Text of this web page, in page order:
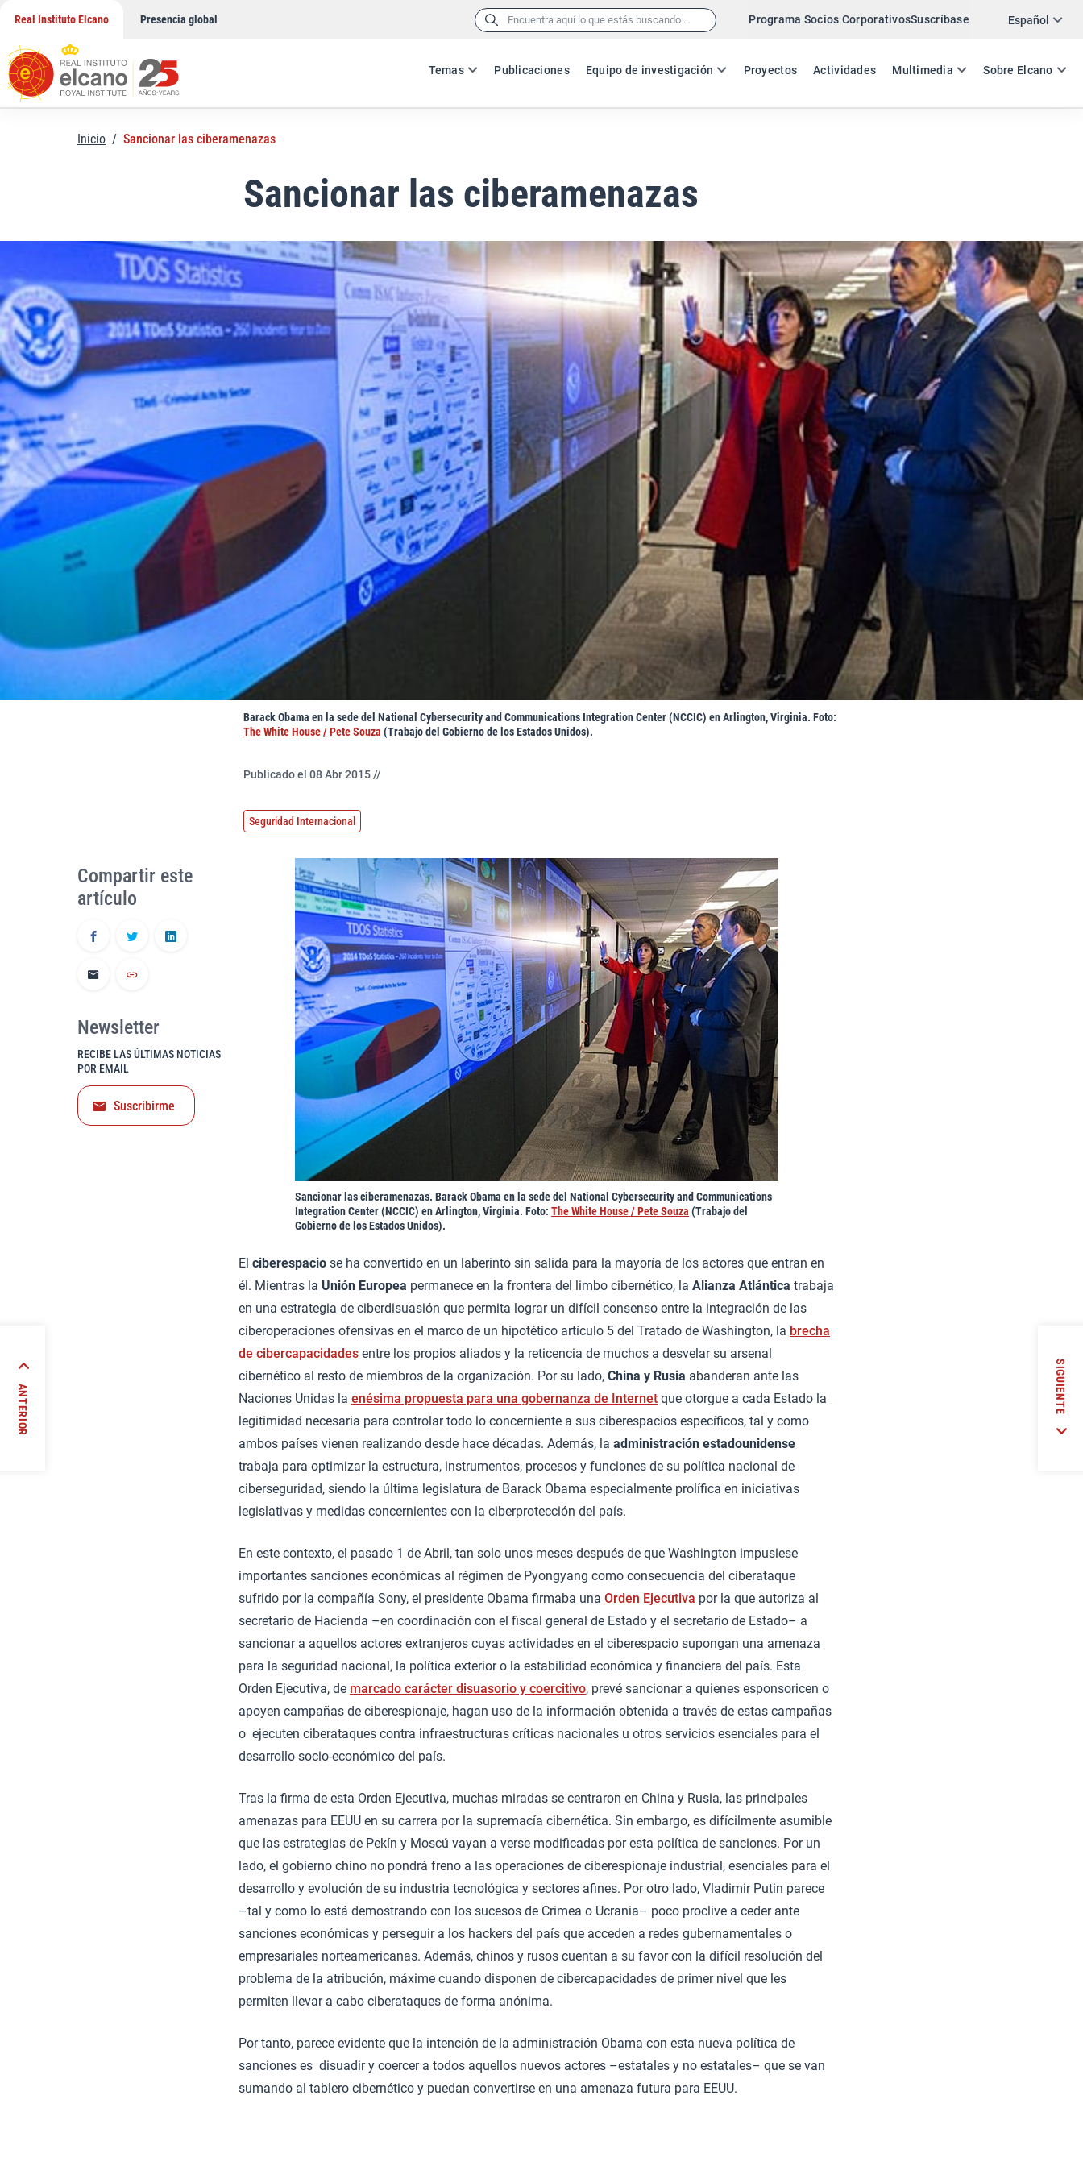
contenido
Real Instituto Elcano Presencia global Buscar: Programa Socios CorporativosSuscríbase Español
ES EN
Temas Publicaciones Equipo de investigación Proyectos Actividades Multimedia Sobre Elcano
Twitter
Inicio / Sancionar las ciberamenazas
Sancionar las ciberamenazas
Barack Obama en la sede del National Cybersecurity and Communications Integration Center (NCCIC) en Arlington, Virginia. Foto:
The White House / Pete Souza (Trabajo del Gobierno de los Estados Unidos).
Publicado el 08 Abr 2015 //
Seguridad Internacional
Sancionar las ciberamenazas. Barack Obama en la sede del National Cybersecurity and Communications
Integration Center (NCCIC) en Arlington, Virginia. Foto: The White House / Pete Souza (Trabajo del
Gobierno de los Estados Unidos).
El ciberespacio se ha convertido en un laberinto sin salida para la mayoría de los actores que entran en
él. Mientras la Unión Europea permanece en la frontera del limbo cibernético, la Alianza Atlántica trabaja
en una estrategia de ciberdisuasión que permita lograr un difícil consenso entre la integración de las
ciberoperaciones ofensivas en el marco de un hipotético artículo 5 del Tratado de Washington, la brecha
de cibercapacidades entre los propios aliados y la reticencia de muchos a desvelar su arsenal
cibernético al resto de miembros de la organización. Por su lado, China y Rusia abanderan ante las
Naciones Unidas la enésima propuesta para una gobernanza de Internet que otorgue a cada Estado la
legitimidad necesaria para controlar todo lo concerniente a sus ciberespacios específicos, tal y como
ambos países vienen realizando desde hace décadas. Además, la administración estadounidense
trabaja para optimizar la estructura, instrumentos, procesos y funciones de su política nacional de
ciberseguridad, siendo la última legislatura de Barack Obama especialmente prolífica en iniciativas
legislativas y medidas concernientes con la ciberprotección del país.
En este contexto, el pasado 1 de Abril, tan solo unos meses después de que Washington impusiese
importantes sanciones económicas al régimen de Pyongyang como consecuencia del ciberataque
sufrido por la compañía Sony, el presidente Obama firmaba una Orden Ejecutiva por la que autoriza al
secretario de Hacienda –en coordinación con el fiscal general de Estado y el secretario de Estado– a
sancionar a aquellos actores extranjeros cuyas actividades en el ciberespacio supongan una amenaza
para la seguridad nacional, la política exterior o la estabilidad económica y financiera del país. Esta
Orden Ejecutiva, de marcado carácter disuasorio y coercitivo, prevé sancionar a quienes esponsoricen o
apoyen campañas de ciberespionaje, hagan uso de la información obtenida a través de estas campañas
o ejecuten ciberataques contra infraestructuras críticas nacionales u otros servicios esenciales para el
desarrollo socio-económico del país.
Tras la firma de esta Orden Ejecutiva, muchas miradas se centraron en China y Rusia, las principales
amenazas para EEUU en su carrera por la supremacía cibernética. Sin embargo, es difícilmente asumible
que las estrategias de Pekín y Moscú vayan a verse modificadas por esta política de sanciones. Por un
lado, el gobierno chino no pondrá freno a las operaciones de ciberespionaje industrial, esenciales para el
desarrollo y evolución de su industria tecnológica y sectores afines. Por otro lado, Vladimir Putin parece
–tal y como lo está demostrando con los sucesos de Crimea o Ucrania– poco proclive a ceder ante
sanciones económicas y perseguir a los hackers del país que acceden a redes gubernamentales o
empresariales norteamericanas. Además, chinos y rusos cuentan a su favor con la difícil resolución del
problema de la atribución, máxime cuando disponen de cibercapacidades de primer nivel que les
permiten llevar a cabo ciberataques de forma anónima.
Por tanto, parece evidente que la intención de la administración Obama con esta nueva política de
sanciones es disuadir y coercer a todos aquellos nuevos actores –estatales y no estatales– que se van
sumando al tablero cibernético y puedan convertirse en una amenaza futura para EEUU.
Compartir este
artículo
Newsletter
RECIBE LAS ÚLTIMAS NOTICIAS
POR EMAIL
Suscribirme
ANTERIOR
los
SIGUIENTE